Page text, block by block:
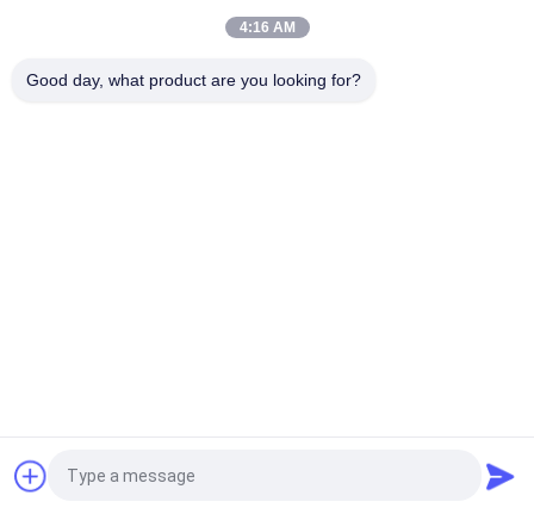
De enige Schakelaar van de Havensmd RJ45 Ethernet Molex
Vraag een offerte aan
4:16 AM
Good day, what product are you looking for?